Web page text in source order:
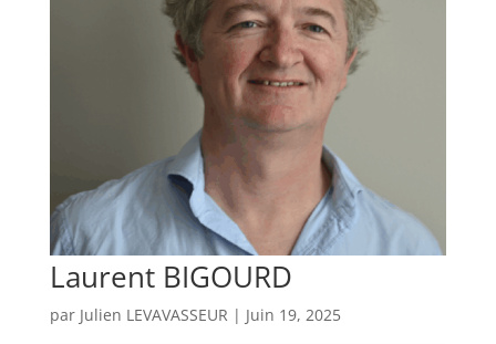
Laurent BIGOURD
par Julien LEVAVASSEUR | Juin 19, 2025